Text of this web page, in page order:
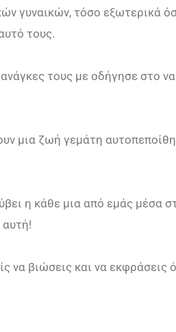
γυναικών, τόσο εξωτερικά
τους.
τους με οδήγησε στο
μια ζωή γεμάτη
η κάθε μια από εμάς μέσα
βιώσεις και να εκφράσεις